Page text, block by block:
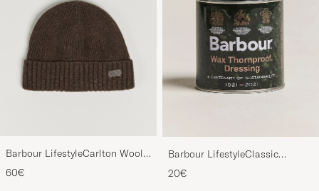
Barbour LifestyleCarlton Wool
BeanieMid Brown
60€
Barbour LifestyleClassic
Thornproof Dressing
20€